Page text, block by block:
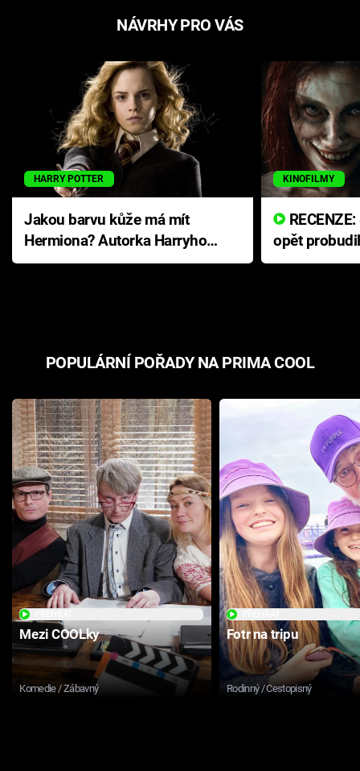
NÁVRHY PRO VÁS
HARRY POTTER
Jakou barvu kůže má mít
Hermiona? Autorka Harryho
Pottera přišla s ráznou
KINOFILMY
opět
přichází s
POPULÁRNÍ POŘADY NA PRIMA COOL
Mezi COOLky
Komedie / Zábavný
Fotr na tripu
Rodinný / Cestopisný